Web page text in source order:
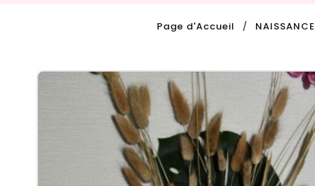
Page d'Accueil NAISSANCE